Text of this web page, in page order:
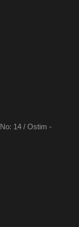
14 / Ostim -